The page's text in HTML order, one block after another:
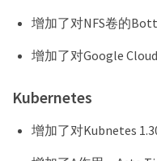
增加了对NFS卷的
增加了对Google
Kubernetes
增加了对Kubnetes